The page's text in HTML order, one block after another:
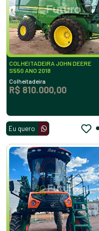
COLHEITADEIRA JOHN DEERE
S550 ANO 2018
Colheitadeira
R$ 810.000,00
Eu quero